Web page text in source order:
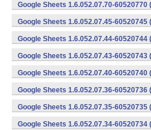
Google Sheets 1.6.052.07.70-60520770
Google Sheets 1.6.052.07.45-
Google Sheets 1.6.052.07.44-
Google Sheets 1.6.052.07.43-
Google Sheets 1.6.052.07.40-
Google Sheets 1.6.052.07.36-
Google Sheets 1.6.052.07.35-
Google Sheets 1.6.052.07.34-